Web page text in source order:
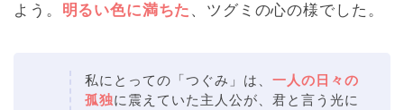
よう。 明るい色に満ちた 、ツグミの心の様でした。
私にとっての「つぐみ」は、 一人の日々の
孤独に震えていた主人公が、君と言う光に